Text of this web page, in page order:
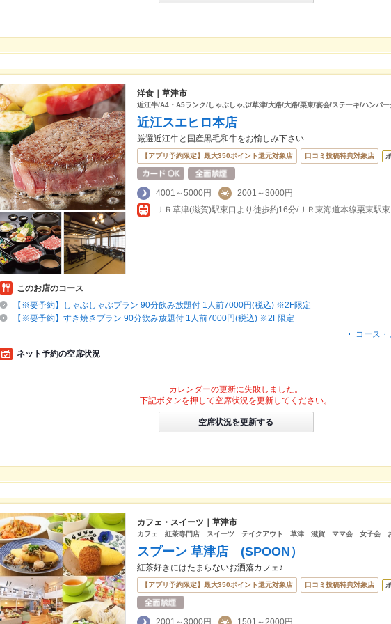
洋食｜草津市
近江牛/A4・A5ランク/しゃぶしゃぶ/草津/大路/大路/栗東/宴会/ステーキ/ハンバー
近江スエヒロ本店
厳選近江牛と国産黒毛和牛をお愉しみ下さい
【アプリ予約限定】最大350ポイント還元対象店 口コミ投稿特典対象店
4001～5000円
2001～3000円
ＪＲ草津(滋賀)駅東口より徒歩約16分/ＪＲ東海道本線栗東駅
このお店のコース
【※要予約】しゃぶしゃぶプラン 90分飲み放題付 1人前7000円(税込) ※2F限定
【※要予約】すき焼きプラン 90分飲み放題付 1人前7000円(税込) ※2F限定
コース
ネット予約の空席状況
カレンダーの更新に失敗しました。
下記ボタンを押して空席状況を更新してください。
空席状況を更新する
カフェ・スイーツ｜草津市
カフェ 紅茶専門店 スイーツ テイクアウト 草津 滋賀 ママ会 女子会
スプーン 草津店 (SPOON）
紅茶好きにはたまらないお洒落カフェ♪
【アプリ予約限定】最大350ポイント還元対象店 口コミ投稿特典対象店
2001～3000円 1501～2000円